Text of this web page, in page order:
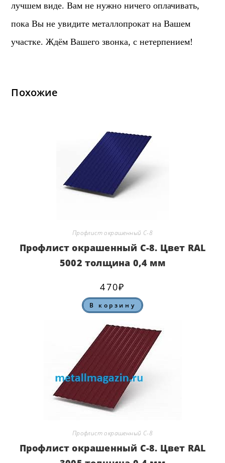
лучшем виде. Вам не нужно ничего оплачивать,
пока Вы не увидите металлопрокат на Вашем
участке. Ждём Вашего звонка, с нетерпением!
Похожие
Профлист окрашенный С-8
Профлист окрашенный С-8. Цвет RAL
5002 толщина 0,4 мм
470₽
В корзину
Профлист окрашенный С-8
Профлист окрашенный С-8. Цвет RAL